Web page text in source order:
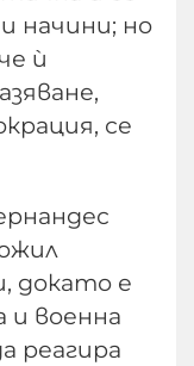
начини; но
ѝ
се
докато е
и военна
реагира